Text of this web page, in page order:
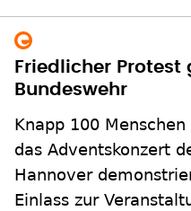
Friedlicher Protest
Bundeswehr
Knapp 100
das Adventskonzert
Hannover
Einlass zur